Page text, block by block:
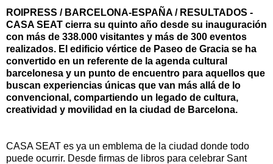
ROIPRESS / BARCELONA-ESPAÑA / RESULTADOS -
CASA SEAT cierra su quinto año desde su inauguración
con más de 338.000 visitantes y más de 300 eventos
realizados. El edificio vértice de Paseo de Gracia se ha
convertido en un referente de la agenda cultural
barcelonesa y un punto de encuentro para aquellos que
buscan experiencias únicas que van más allá de lo
convencional, compartiendo un legado de cultura,
creatividad y movilidad en la ciudad de Barcelona.
CASA SEAT es ya un emblema de la ciudad donde todo
puede ocurrir. Desde firmas de libros para celebrar Sant